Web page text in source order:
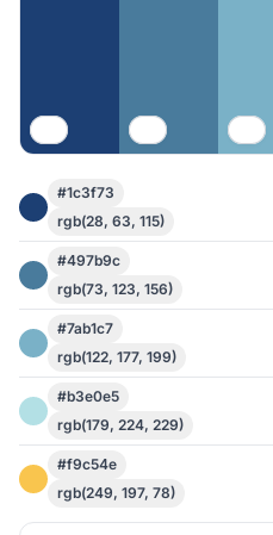
#1c3f73
rgb(28, 63, 115)
#497b9c
rgb(73, 123, 156)
#7ab1c7
rgb(122, 177, 199)
#b3e0e5
rgb(179, 224, 229)
#f9c54e
rgb(249, 197, 78)